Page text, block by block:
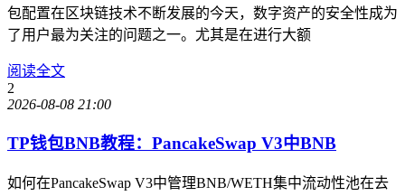
包配置在区块链技术不断发展的今天，数字资产的安全性成为
了用户最为关注的问题之一。尤其是在进行大额
阅读全文
2
2026-08-08 21:00
TP钱包BNB教程：PancakeSwap V3中BNB
如何在PancakeSwap V3中管理BNB/WETH集中流动性池在去